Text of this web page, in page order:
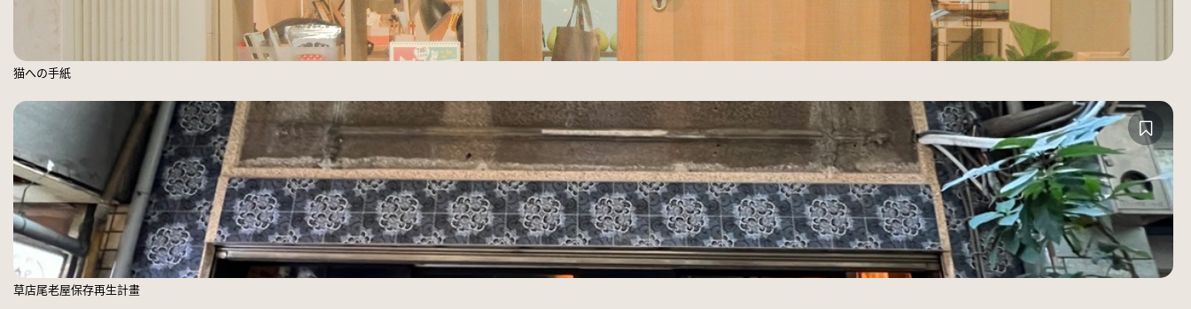
猫への手紙
草店尾老屋保存再生計畫